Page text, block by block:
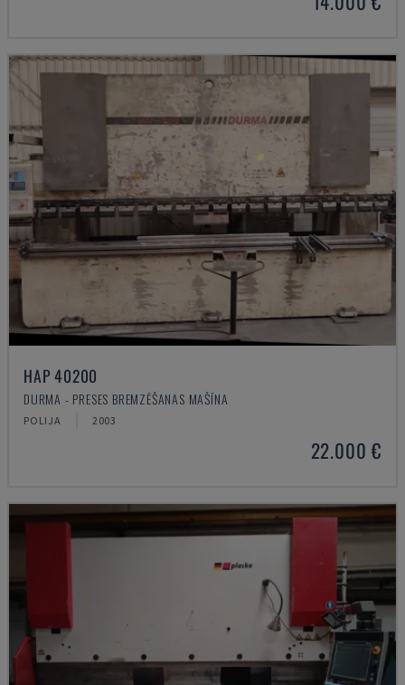
HAP 40200
DURMA - PRESES BREMZĒŠANAS MAŠĪNA
POLIJA 2003
22.000 €